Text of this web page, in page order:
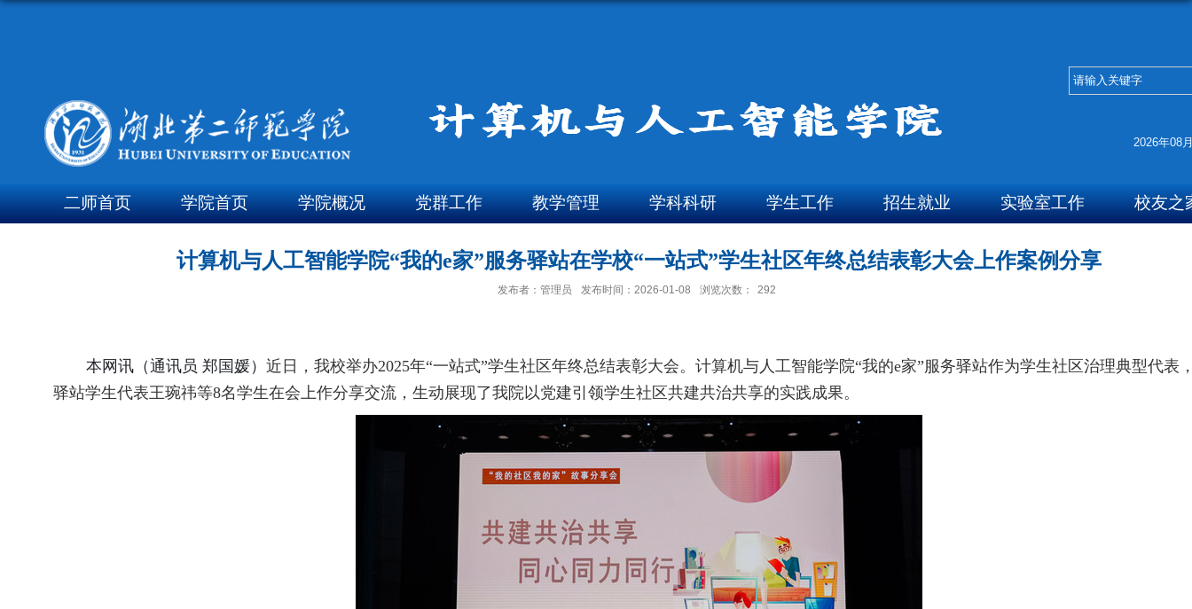
2026年08
二师首页 学院首页 学院概况 党群工作 教学管理 学科科研 学生工作 招生就业 实验室工作 校友之
计算机与人工智能学院“我的e家”服务驿站在学校“一站式”学生社区年终总结表彰大会上作案例分享
发布者：管理员 发布时间：2026-01-08 浏览次数： 292
本网讯（通讯员 郑国媛） 近日，我校举办2025年“一站式”学生社区年终总结表彰大会。计算机与人工智能学院“我的e家”服务驿站作为学生社区治理典型代表
驿站学生代表王琬祎等8名学生在会上作分享交流，生动展现了我院以党建引领学生社区共建共治共享的实践成果。